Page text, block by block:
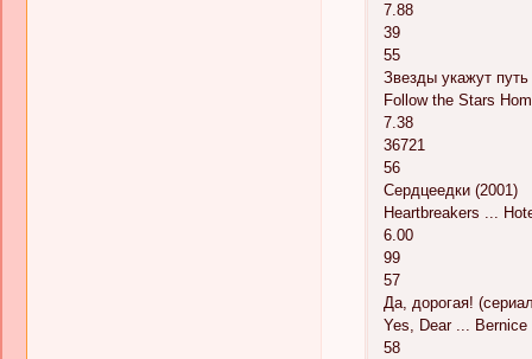
7.88
39
55
Звезды укажут
Follow the Stars
7.38
36721
56
Сердцеедки (2001)
Heartbreakers ...
6.00
99
57
Да, дорогая!
Yes, Dear ... Bernice
58